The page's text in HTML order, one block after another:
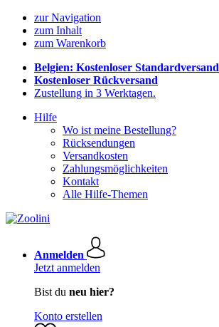
zur Navigation
zum Inhalt
zum Warenkorb
Belgien: Kostenloser Standardversand
Kostenloser Rückversand
Zustellung in 3 Werktagen.
Hilfe
Wo ist meine Bestellung?
Rücksendungen
Versandkosten
Zahlungsmöglichkeiten
Kontakt
Alle Hilfe-Themen
Anmelden
Jetzt anmelden
Bist du neu hier?
Konto erstellen